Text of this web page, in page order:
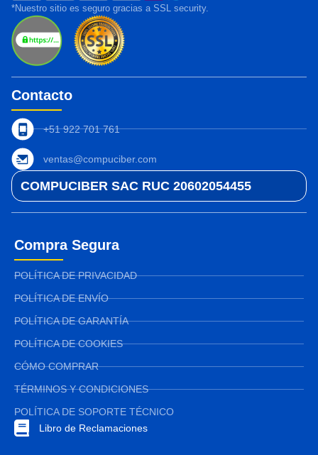
*Nuestro sitio es seguro gracias a SSL security.
Contacto
+51 922 701 761
ventas@compuciber.com
COMPUCIBER SAC RUC 20602054455
Compra Segura
POLÍTICA DE PRIVACIDAD
POLÍTICA DE ENVÍO
POLÍTICA DE GARANTÍA
POLÍTICA DE COOKIES
CÓMO COMPRAR
TÉRMINOS Y CONDICIONES
POLÍTICA DE SOPORTE TÉCNICO
Libro de Reclamaciones